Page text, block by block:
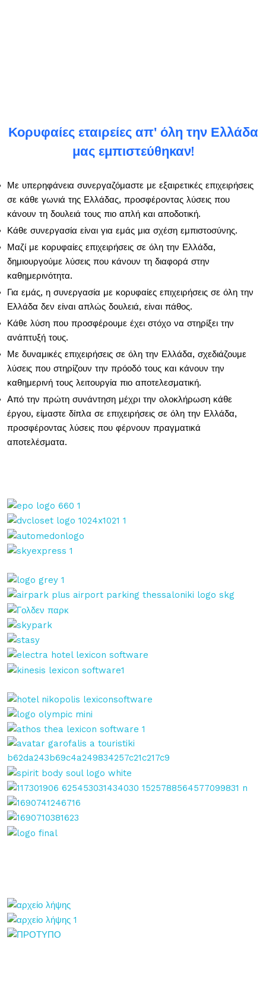
Κορυφαίες εταιρείες απ' όλη την Ελλάδα
μας εμπιστεύθηκαν!
Με υπερηφάνεια συνεργαζόμαστε με εξαιρετικές επιχειρήσεις
σε κάθε γωνιά της Ελλάδας, προσφέροντας λύσεις που
κάνουν τη δουλειά τους πιο απλή και αποδοτική.
Κάθε συνεργασία είναι για εμάς μια σχέση εμπιστοσύνης.
Μαζί με κορυφαίες επιχειρήσεις σε όλη την Ελλάδα,
δημιουργούμε λύσεις που κάνουν τη διαφορά στην
καθημερινότητα.
Για εμάς, η συνεργασία με κορυφαίες επιχειρήσεις σε όλη την
Ελλάδα δεν είναι απλώς δουλειά, είναι πάθος.
Κάθε λύση που προσφέρουμε έχει στόχο να στηρίξει την
ανάπτυξή τους.
Με δυναμικές επιχειρήσεις σε όλη την Ελλάδα, σχεδιάζουμε
λύσεις που στηρίζουν την πρόοδό τους και κάνουν την
καθημερινή τους λειτουργία πιο αποτελεσματική.
Από την πρώτη συνάντηση μέχρι την ολοκλήρωση κάθε
έργου, είμαστε δίπλα σε επιχειρήσεις σε όλη την Ελλάδα,
προσφέροντας λύσεις που φέρνουν πραγματικά
αποτελέσματα.